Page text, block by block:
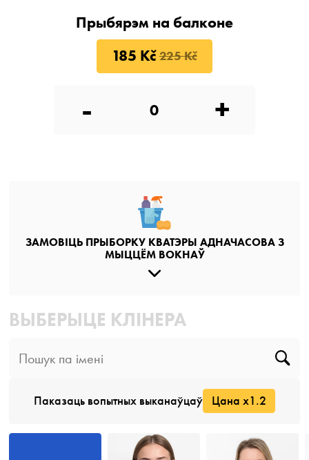
Прыбярэм на балконе
185 Kč 225 Kč
- +
ЗАМОВІЦЬ ПРЫБОРКУ КВАТЭРЫ АДНАЧАСОВА З
МЫЦЦЁМ ВОКНАЎ
ВЫБЕРЫЦЕ КЛІНЕРА
Паказаць вопытных выканаўцаў Цана x1.2